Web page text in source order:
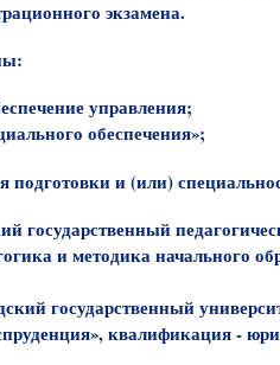
экзамена.
управления;
обеспечения»;
подготовки и (или)
государственный
и методика начального
государственный
квалификация -